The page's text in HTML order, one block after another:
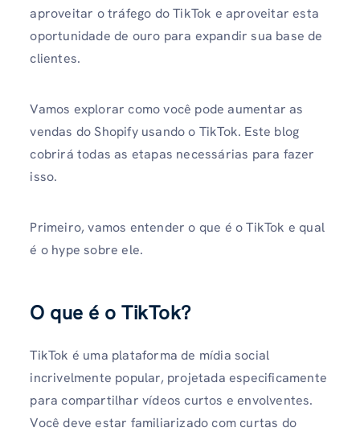
aproveitar o tráfego do TikTok e aproveitar esta
oportunidade de ouro para expandir sua base de
clientes.
Vamos explorar como você pode aumentar as
vendas do Shopify usando o TikTok. Este blog
cobrirá todas as etapas necessárias para fazer
isso.
Primeiro, vamos entender o que é o TikTok e qual
é o hype sobre ele.
O que é o TikTok?
TikTok é uma plataforma de mídia social
incrivelmente popular, projetada especificamente
para compartilhar vídeos curtos e envolventes.
Você deve estar familiarizado com curtas do